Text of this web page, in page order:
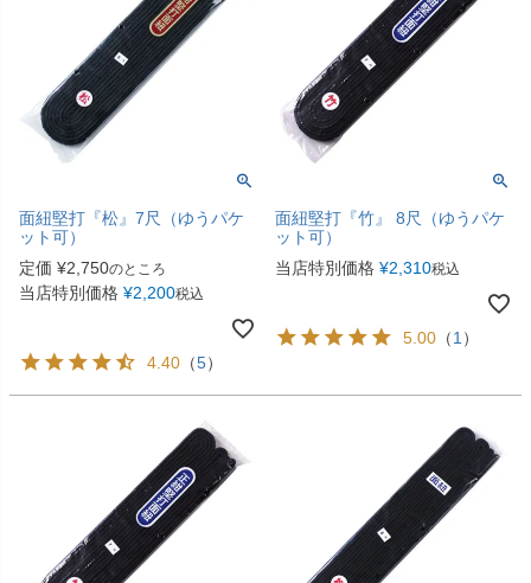
面紐堅打『松』7尺（ゆうパケ
ット可）
定価 ¥2,750のところ
当店特別価格 ¥2,200税込
4.40 （5）
面紐堅打『竹』 8尺（ゆうパケ
ット可）
当店特別価格 ¥2,310税込
5.00 （1 ）